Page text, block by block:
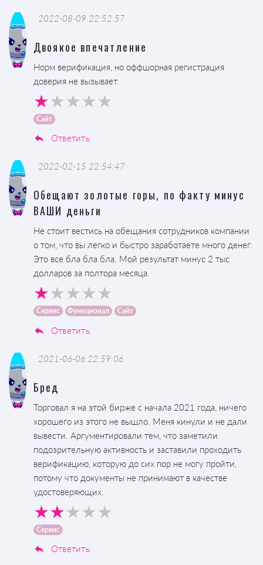
2022-08-09 22:52:57
Двоякое впечатление
Норм верификация, но оффшорная регистрация
доверия не вызывает.
Сайт
Ответить
2022-02-15 22:54:47
Обещают золотые горы, по факту минус
ВАШИ деньги
Не стоит вестись на обещания сотрудников компании
о том, что вы легко и быстро заработаете много денег.
Это все бла бла бла. Мой результат минус 2 тыс
долларов за полтора месяца.
Сервис Функционал Сайт
Ответить
2021-06-06 22:59:06
Бред
Торговал я на этой бирже с начала 2021 года, ничего
хорошего из этого не вышло. Меня кинули и не дали
вывести. Аргументировали тем, что заметили
подозрительную активность и заставили проходить
верификацию, которую до сих пор не могу пройти,
потому что документы не принимают в качестве
удостоверяющих.
Сервис
Ответить